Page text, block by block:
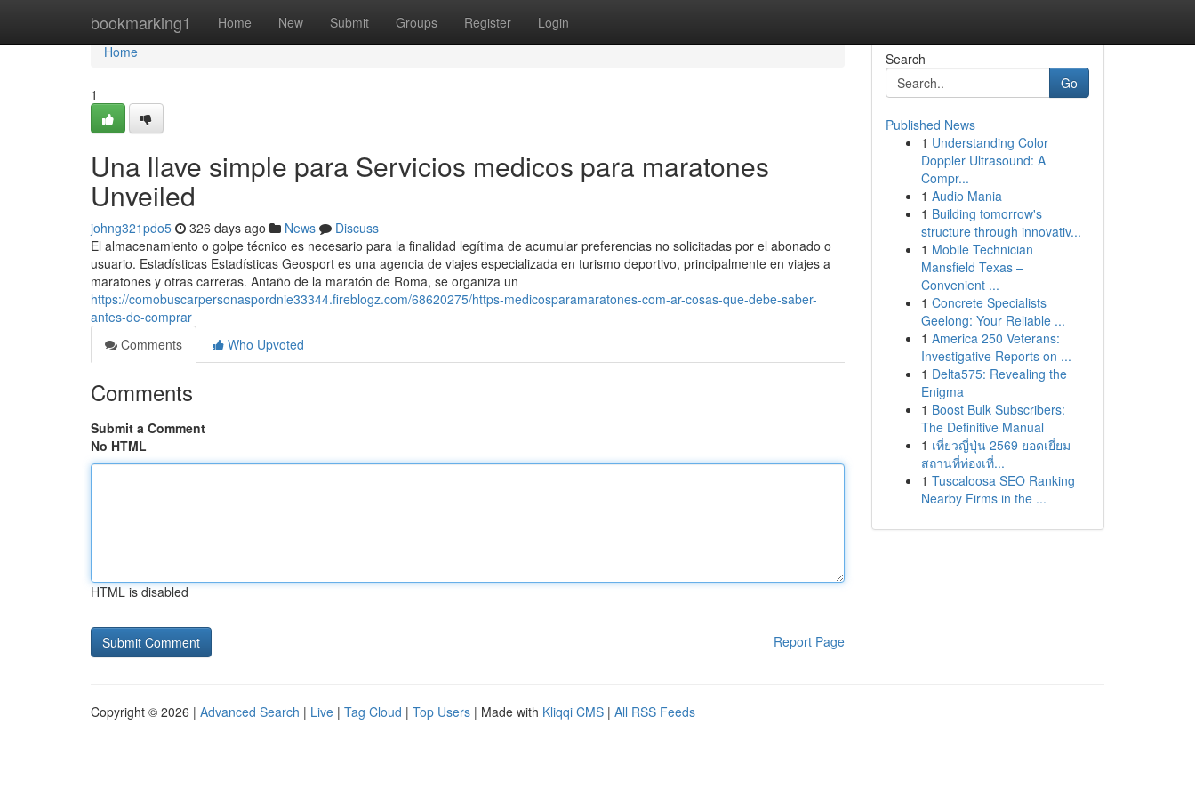
bookmarking1 Home New Submit Groups Register Login
Home
Home
1
Una llave simple para Servicios medicos para maratones
Unveiled
johng321pdo5 326 days ago News
Discuss
El almacenamiento o golpe técnico es necesario para la finalidad legítima de acumular preferencias no solicitadas por el abonado o
usuario. Estadísticas Estadísticas Geosport es una agencia de viajes especializada en turismo deportivo, principalmente en viajes a
maratones y otras carreras. Antaño de la maratón de Roma, se organiza un
https://comobuscarpersonaspordnie33344.fireblogz.com/68620275/https-medicosparamaratones-com-ar-cosas-que-debe-saber-
antes-de-comprar
Comments
Who Upvoted
Comments
Submit a Comment
No HTML
HTML is disabled
Report Page
Search
Go
Published News
1 Understanding Color
Doppler Ultrasound: A
Compr...
1 Audio Mania
1 Building tomorrow's
structure through innovativ...
1 Mobile Technician
Mansfield Texas –
Convenient ...
1 Concrete Specialists
Geelong: Your Reliable ...
1 America 250 Veterans:
Investigative Reports on ...
1 Delta575: Revealing the
Enigma
1 Boost Bulk Subscribers:
The Definitive Manual
1 เที่ยวญี่ปุ่น 2569 ยอดเยี่ยม
สถานที่ท่องเที่...
1 Tuscaloosa SEO Ranking
Nearby Firms in the ...
Copyright © 2026 | Advanced Search | Live | Tag Cloud | Top Users | Made with Kliqqi CMS | All RSS Feeds